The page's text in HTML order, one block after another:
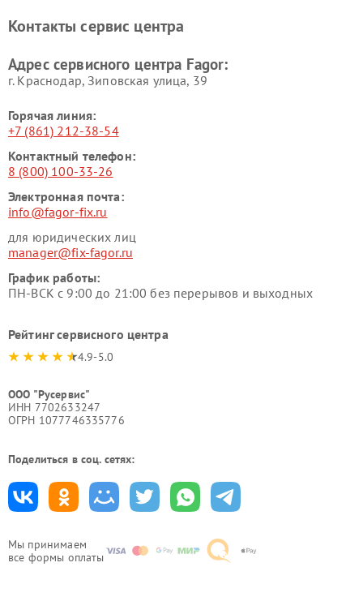
Мы принимаем
все формы оплаты
Контакты сервис центра
Адрес сервисного центра Fagor:
г. Краснодар, Зиповская улица, 39
Горячая линия:
+7 (861) 212-38-54
Контактный телефон:
8 (800) 100-33-26
Электронная почта:
info@fagor-fix.ru
для юридических лиц
manager@fix-fagor.ru
График работы:
ПН-ВСК с 9:00 до 21:00 без перерывов и выходных
Рейтинг сервисного центра
4.9-5.0
ООО "Русервис"
ИНН 7702633247
ОГРН 1077746335776
Поделиться в соц. сетях: